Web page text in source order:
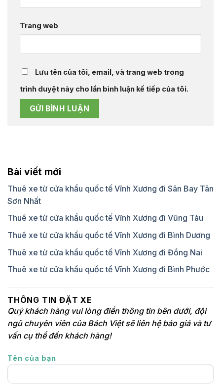
Trang web
Lưu tên của tôi, email, và trang web trong
trình duyệt này cho lần bình luận kế tiếp của tôi.
Bài viết mới
Thuê xe từ cửa khẩu quốc tế Vĩnh Xương đi Sân Bay Tân
Sơn Nhất
Thuê xe từ cửa khẩu quốc tế Vĩnh Xương đi Vũng Tàu
Thuê xe từ cửa khẩu quốc tế Vĩnh Xương đi Bình Dương
Thuê xe từ cửa khẩu quốc tế Vĩnh Xương đi Đồng Nai
Thuê xe từ cửa khẩu quốc tế Vĩnh Xương đi Bình Phước
THÔNG TIN ĐẶT XE
Quý khách hàng vui lòng điền thông tin bên dưới, đội
ngũ chuyên viên của Bách Việt sẽ liên hệ báo giá và tư
vấn cụ thể đến khách hàng!
Tên của bạn